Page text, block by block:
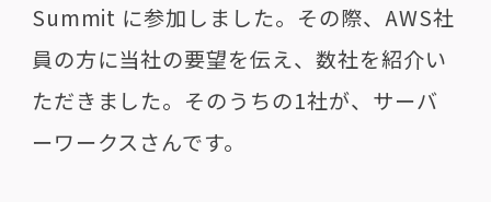
Summit に参加しました。その際、 AWS社
員の方に当社の要望を伝え、数社を紹介い
ただきました。そのうちの1社が、サーバ
ーワークスさんです。